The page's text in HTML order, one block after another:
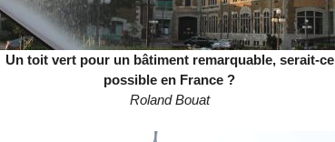
Un toit vert pour un bâtiment remarquable, serait-ce
possible en France ?
Roland Bouat